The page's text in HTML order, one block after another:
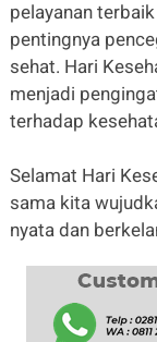
pelayanan
pentingnya
sehat. Hari
menjadi
terhadap
Selamat Hari
sama kita
nyata dan